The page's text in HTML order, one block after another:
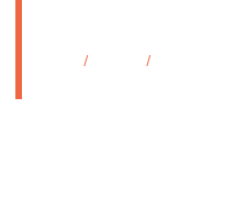
/ /
Pose et